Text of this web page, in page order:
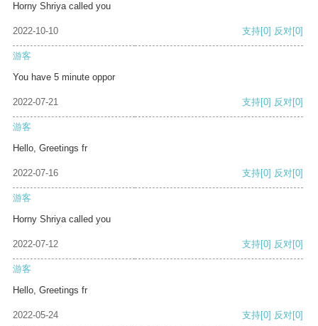
Horny Shriya called you
2022-10-10 支持[0] 反对[0]
游客
You have 5 minute oppor
2022-07-21 支持[0] 反对[0]
游客
Hello, Greetings fr
2022-07-16 支持[0] 反对[0]
游客
Horny Shriya called you
2022-07-12 支持[0] 反对[0]
游客
Hello, Greetings fr
2022-05-24 支持[0] 反对[0]